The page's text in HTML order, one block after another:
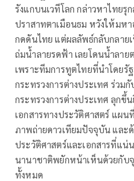
รังแกบนเวทีโลก กล่าวหาไทยรุ
ปราสาทตาเมือนธม หวังให้มห
กดดันไทย แต่ผลลัพธ์กลับกลาย
ถ่มน้ำลายรดฟ้า เลยโดนน้ำลาย
เพราะทีมการทูตไทยที่นำโดยรั
กระทรวงการต่างประเทศ ร่วม
กระทรวงการต่างประเทศ ลุก
เอกสารทางประวัติศาสตร์ แผ
ภาพถ่ายดาวเทียมปัจจุบัน และ
ประวัติศาสตร์และเอกสารที่แ
นานาชาติพยักหน้าเห็นด้วยกับ
ทั้งหมด